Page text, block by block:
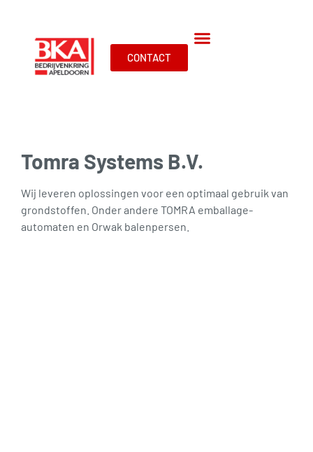
CONTACT
Tomra Systems B.V.
Wij leveren oplossingen voor een optimaal gebruik van
grondstoffen. Onder andere TOMRA emballage-
automaten en Orwak balenpersen.